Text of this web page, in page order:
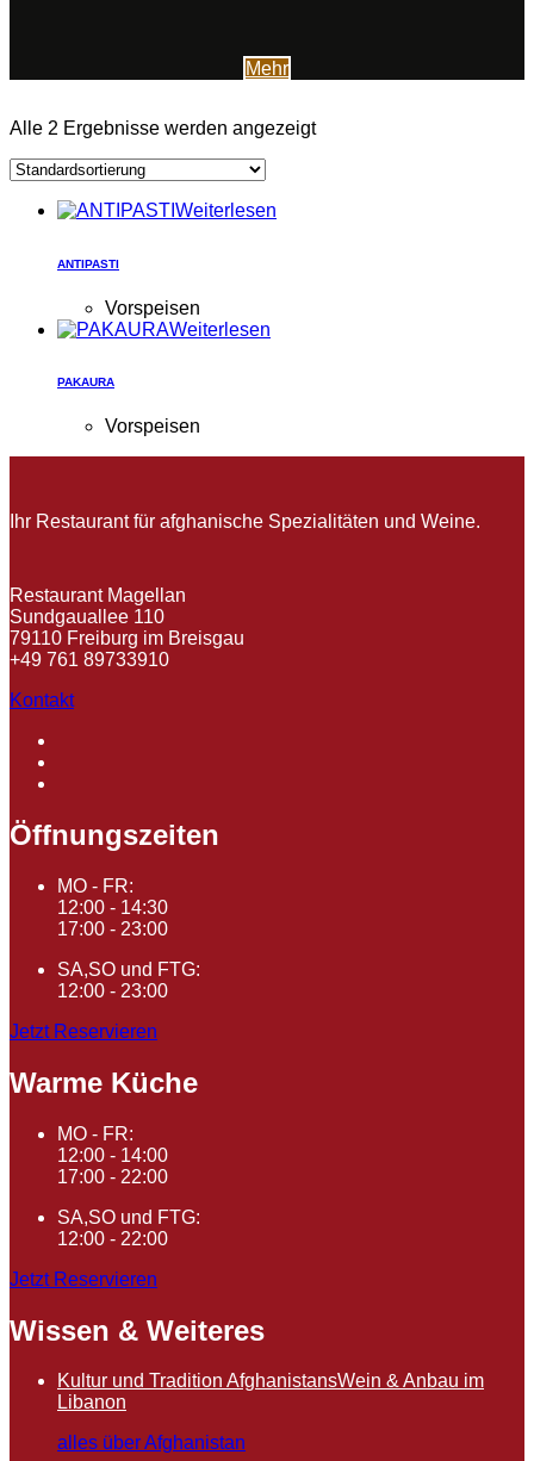
Mehr
Alle 2 Ergebnisse werden angezeigt
Weiterlesen
ANTIPASTI
Vorspeisen
Weiterlesen
PAKAURA
Vorspeisen
Ihr Restaurant für afghanische Spezialitäten und Weine.
Restaurant Magellan
Sundgauallee 110
79110 Freiburg im Breisgau
+49 761 89733910
Kontakt
Öffnungszeiten
MO - FR:
12:00 - 14:30
17:00 - 23:00
SA,SO und FTG:
12:00 - 23:00
Jetzt Reservieren
Warme Küche
MO - FR:
12:00 - 14:00
17:00 - 22:00
SA,SO und FTG:
12:00 - 22:00
Jetzt Reservieren
Wissen & Weiteres
Kultur und Tradition AfghanistansWein & Anbau im
Libanon
alles über Afghanistan